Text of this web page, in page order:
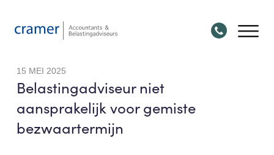
15 MEI 2025
Belastingadviseur niet
aansprakelijk voor gemiste
bezwaartermijn